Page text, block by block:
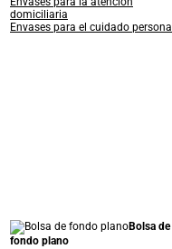
domiciliaria
Envases para el cuidado
Bolsa de
fondo plano